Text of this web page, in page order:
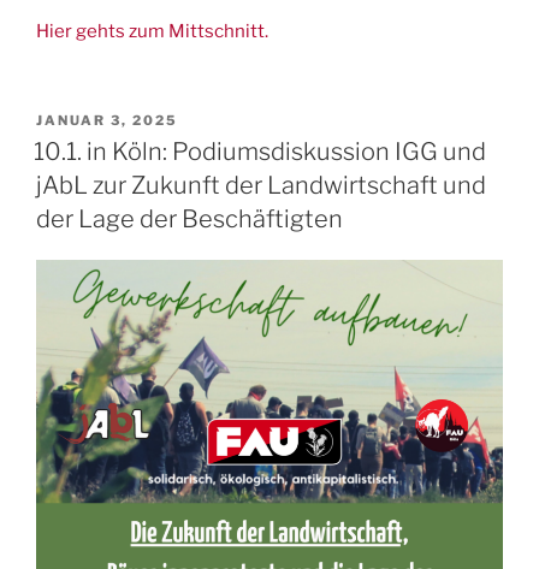
Hier gehts zum Mittschnitt.
VERÖFFENTLICHT
AM
JANUAR 3, 2025
10.1. in Köln: Podiumsdiskussion IGG und
jAbL zur Zukunft der Landwirtschaft und
der Lage der Beschäftigten